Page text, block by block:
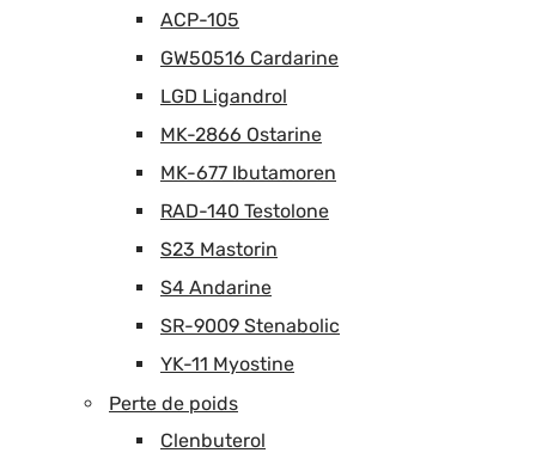
ACP-105
GW50516 Cardarine
LGD Ligandrol
MK-2866 Ostarine
MK-677 Ibutamoren
RAD-140 Testolone
S23 Mastorin
S4 Andarine
SR-9009 Stenabolic
YK-11 Myostine
Perte de poids
Clenbuterol